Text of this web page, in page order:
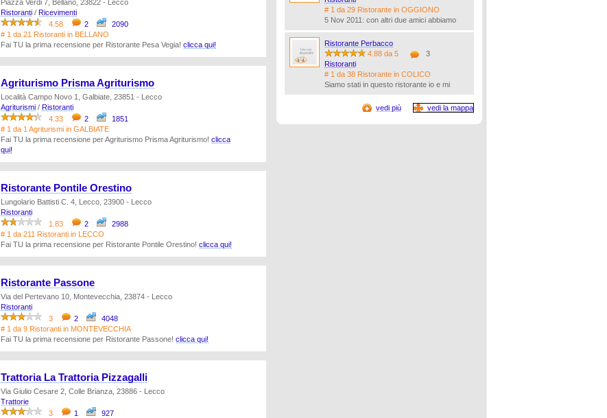
Piazza Verdi 7, Bellano, 23822 - Lecco
Ristoranti / Ricevimenti
4.58
2
2090
# 1 da 21 Ristoranti in BELLANO
Fai TU la prima recensione per Ristorante Pesa Vegia! clicca qui!
Agriturismo Prisma Agriturismo
Località Campo Novo 1, Galbiate, 23851 - Lecco
Agriturismi / Ristoranti
4.33
2
1851
# 1 da 1 Agriturismi in GALBIATE
Fai TU la prima recensione per Agriturismo Prisma Agriturismo! clicca
qui!
Ristorante Pontile Orestino
Lungolario Battisti C. 4, Lecco, 23900 - Lecco
Ristoranti
1.83
2
2988
# 1 da 211 Ristoranti in LECCO
Fai TU la prima recensione per Ristorante Pontile Orestino! clicca qui!
Ristorante Passone
Via del Pertevano 10, Montevecchia, 23874 - Lecco
Ristoranti
3
2
4048
# 1 da 9 Ristoranti in MONTEVECCHIA
Fai TU la prima recensione per Ristorante Passone! clicca qui!
Trattoria La Trattoria Pizzagalli
Via Giulio Cesare 2, Colle Brianza, 23886 - Lecco
Trattorie
3
1
927
# 1 da 29 Ristorante in OGGIONO
5 Nov 2011: con altri due amici abbiamo
Ristorante Perbacco
4.88 da 5
3
Ristoranti
# 1 da 38 Ristorante in COLICO
Siamo stati in questo ristorante io e mi
vedi più vedi la mappa